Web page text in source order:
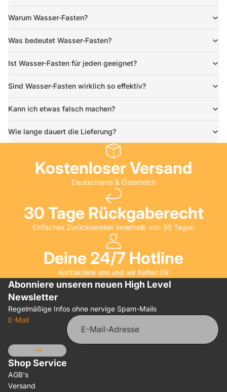
Warum Wasser-Fasten?
Was bedeutet Wasser-Fasten?
Ist Wasser-Fasten für jeden geeignet?
Sind Wasser-Fasten wirklich so effektiv?
Kann ich etwas falsch machen?
Wie lange dauert die Lieferung?
Kostenloser Versand
Deutschland & Österreich
30 Tage Rückgaberecht
Einfaches Zurücksenden innerhalb von 30 Tagen
Deine 24/7 Hotline
Kontaktiere uns und wir helfen Dir
Abonniere unseren neuen High Level
Newsletter
Regelmäßige Infos ohne nervige Spam-Mails
E-Mail
Shop Service
AGB's
Versand